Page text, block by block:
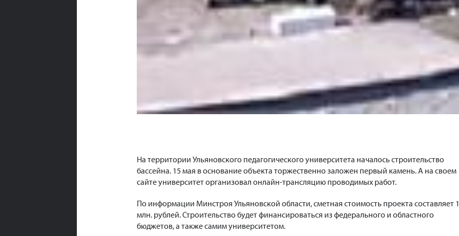
На территории Ульяновского педагогического университета началось строительство
бассейна. 15 мая в основание объекта торжественно заложен первый камень. А на своем
сайте университет организовал онлайн-трансляцию проводимых работ.
По информации Минстроя Ульяновской области, сметная стоимость проекта составляет
млн. рублей. Строительство будет финансироваться из федерального и областного
бюджетов, а также самим университетом.